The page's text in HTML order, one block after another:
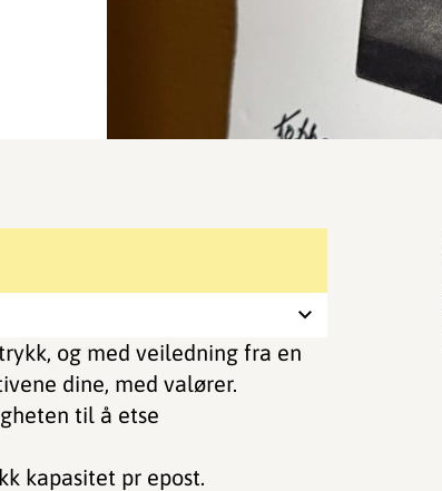
og med veiledning fra en
dine, med valører.
til å etse
kapasitet pr epost.